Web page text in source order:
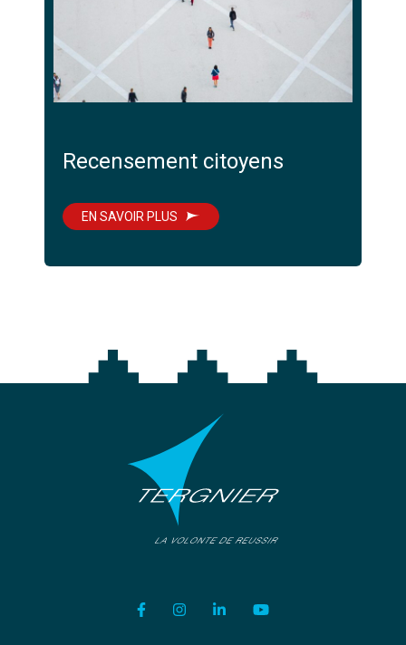
Recensement citoyens
EN SAVOIR PLUS
Lien vers le compte Facebook
Lien vers le compte Instagram
Lien vers le compte
Lien vers la chaîne